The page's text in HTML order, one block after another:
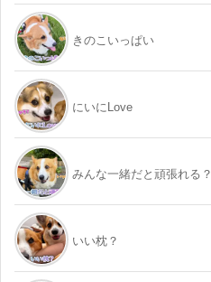
きのこいっぱい
にいにLove
みんな一緒だと頑張れる？
いい枕？